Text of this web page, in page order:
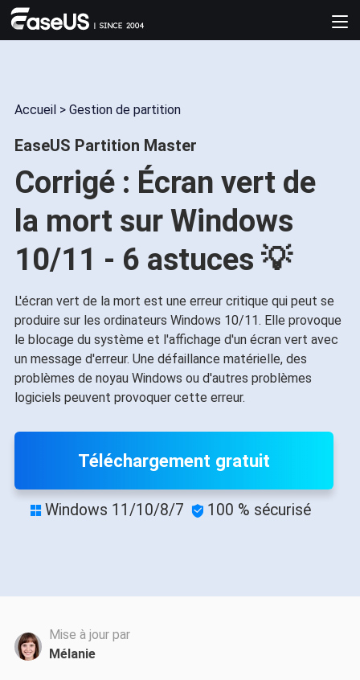
Accueil > Gestion de partition
EaseUS Partition Master
Corrigé : Écran vert de
la mort sur Windows
10/11 - 6 astuces 💡
L'écran vert de la mort est une erreur critique qui peut se
produire sur les ordinateurs Windows 10/11. Elle provoque
le blocage du système et l'affichage d'un écran vert avec
un message d'erreur. Une défaillance matérielle, des
problèmes de noyau Windows ou d'autres problèmes
logiciels peuvent provoquer cette erreur.
Téléchargement gratuit
 Windows 11/10/8/7  100 % sécurisé
Mise à jour par
Mélanie